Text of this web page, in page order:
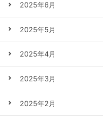
2025年6月
2025年5月
2025年4月
2025年3月
2025年2月